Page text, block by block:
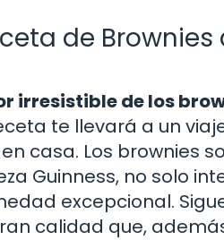
de
irresistible de los
te llevará a un
casa. Los brownies
Guinness, no solo
excepcional.
calidad que,